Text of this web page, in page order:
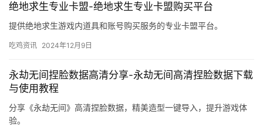
绝地求生专业卡盟-绝地求生专业卡盟购买平台
提供绝地求生游戏内道具和账号购买服务的专业卡盟平台。
吃鸡资讯 2024年12月9日
永劫无间捏脸数据高清分享-永劫无间高清捏脸数据下载
与使用教程
分享《永劫无间》高清捏脸数据，精美造型一键导入，提升游戏体
验。